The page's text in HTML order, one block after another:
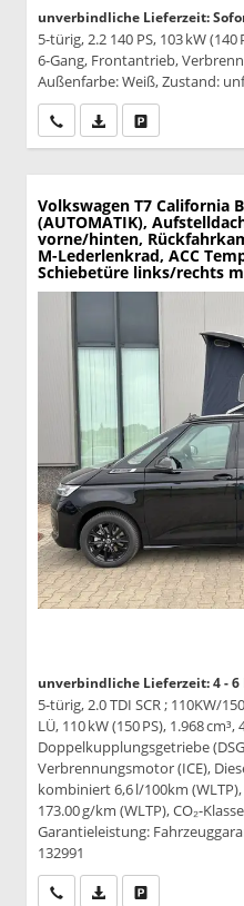
unverbindliche Lieferzeit:
5-türig, 2.2 140 PS, 103 kW
6-Gang, Frontantrieb,
Außenfarbe: Weiß, Zustand:
Wir rufen Sie an
PDF-Datei,
Volkswagen T7 California
(AUTOMATIK),
vorne/hinten,
M-Lederlenkrad, ACC
Schiebetüre links/rechts
unverbindliche Lieferzeit: 4 - 6
5-türig, 2.0 TDI SCR ; 110KW/
LÜ, 110 kW (150 PS), 1.968
Doppelkupplungsgetriebe
Verbrennungsmotor (ICE),
kombiniert 6,6 l/100km
173.00 g/km (WLTP), CO₂-
Garantieleistung:
132991
Wir rufen Sie an
PDF-Datei,